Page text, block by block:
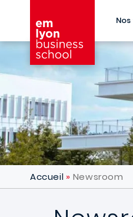
Accueil Newsroom